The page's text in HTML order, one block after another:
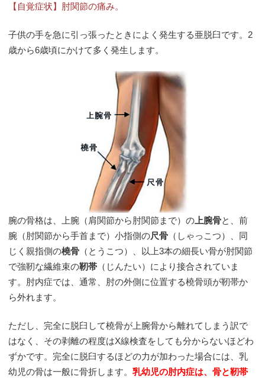
【自覚症状】肘関節の痛み。
子供の手を急に引っ張ったときによく発生する亜脱臼です。2
歳から6歳頃にかけて多く発生します。
腕の骨格は、上腕（肩関節から肘関節まで）の上腕骨と、前
腕（肘関節から手首まで）小指側の尺骨 （しゃっこつ）、同
じく親指側の橈骨 （とうこつ）、以上3本の細長い骨が肘関節
で強靭な繊維束の靭帯 （じんたい）により接合されていま
す。肘内症では、通常、肘の外側に位置する橈骨頭が靭帯か
ら外れます。
ただし、完全に脱臼して橈骨が上腕骨から離れてしまう訳で
はなく、その剥離の程度はX線検査をしても分からないほどわ
ずかです。完全に脱臼するほどの力が加わった場合には、乳
幼児の骨は一般に骨折します。乳幼児の肘内症は、骨と靭帯